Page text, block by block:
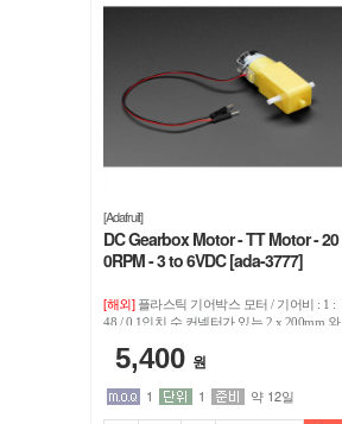
[Adafruit]
DC Gearbox Motor - TT Motor - 20
0RPM - 3 to 6VDC [ada-3777]
[해외] 플라스틱 기어박스 모터 / 기어비 : 1 :
48 / 0.1인치 수 커넥터가 있는 2 x 200mm 와
전압 : 3~6V
5,400 원
1 1 약 12일